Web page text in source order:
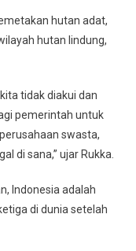
hutan adat,
hutan lindung,
tidak diakui dan
pemerintah untuk
swasta,
di sana,” ujar Rukka.
Indonesia adalah
di dunia setelah